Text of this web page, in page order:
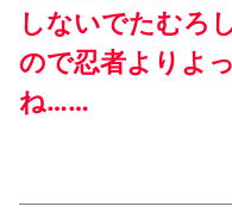
しないでたむろ
ので忍者よりよ
ね……